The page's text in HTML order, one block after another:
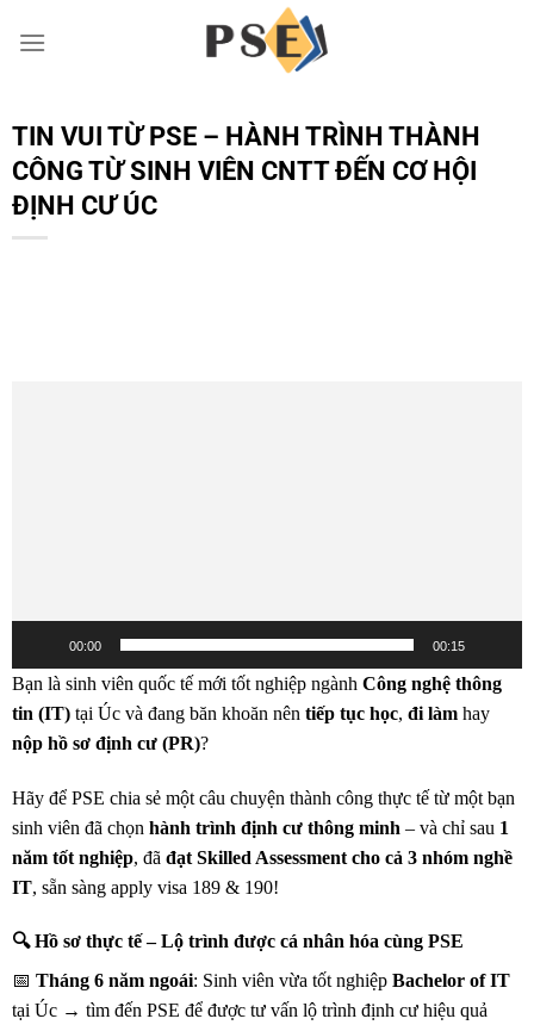
đến
TIN VUI TỪ PSE – HÀNH TRÌNH THÀNH
CÔNG TỪ SINH VIÊN CNTT ĐẾN CƠ HỘI
ĐỊNH CƯ ÚC
00:00 00:15
Bạn là sinh viên quốc tế mới tốt nghiệp ngành Công nghệ thông
tin (IT) tại Úc và đang băn khoăn nên tiếp tục học, đi làm hay
nộp hồ sơ định cư (PR)?
Hãy để PSE chia sẻ một câu chuyện thành công thực tế từ một bạn
sinh viên đã chọn hành trình định cư thông minh – và chỉ sau 1
năm tốt nghiệp, đã đạt Skilled Assessment cho cả 3 nhóm nghề
IT, sẵn sàng apply visa 189 & 190!
🔍 Hồ sơ thực tế – Lộ trình được cá nhân hóa cùng PSE
📅 Tháng 6 năm ngoái: Sinh viên vừa tốt nghiệp Bachelor of IT
tại Úc → tìm đến PSE để được tư vấn lộ trình định cư hiệu quả